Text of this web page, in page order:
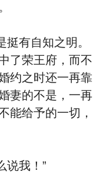
有自知之明。
了荣王府，而不
约之时还一再靠
妻的不是，一再
能给予的一切，
我！”